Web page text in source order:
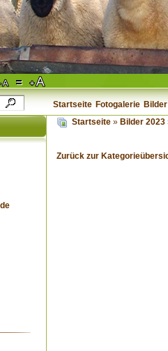
Startseite Fotogalerie
Startseite » Bilder 2023
Zurück zur